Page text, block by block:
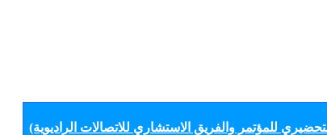
للمؤتمر والفريق الاستشاري للاتصالات الراديوية)